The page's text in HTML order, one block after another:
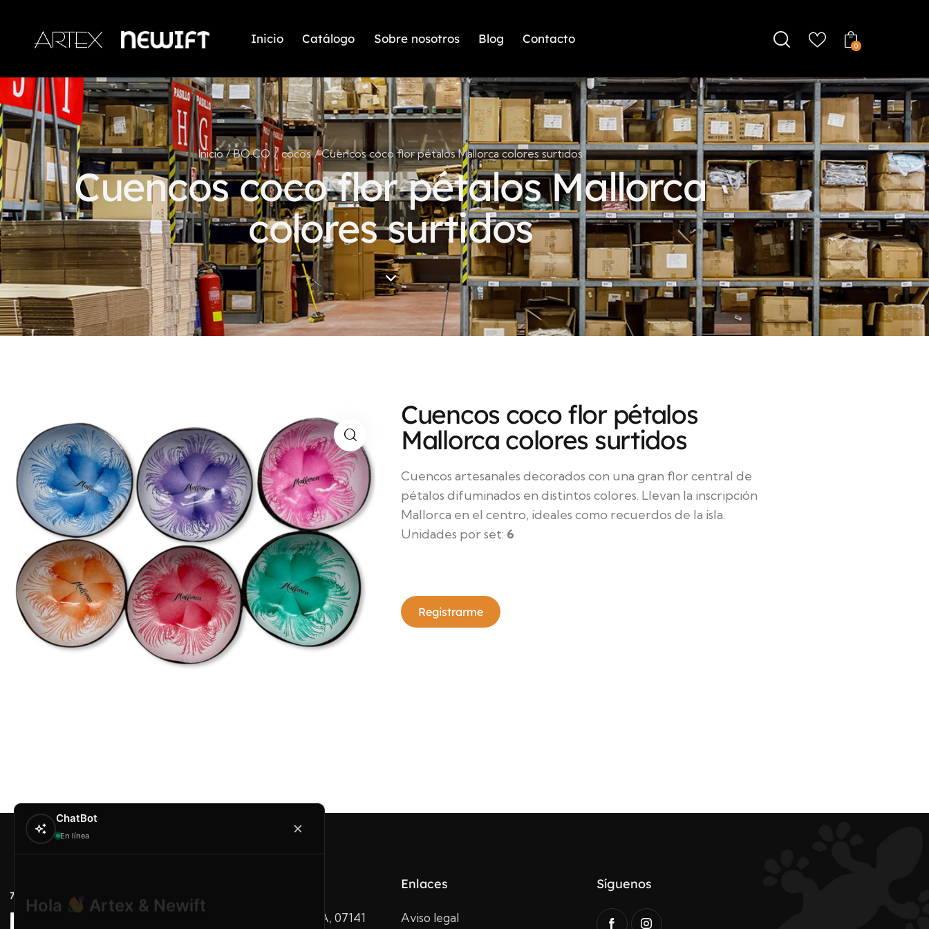
Inicio Catálogo Sobre nosotros Blog Contacto
0
Inicio BO.CO cocos Cuencos coco flor pétalos Mallorca colores surtidos
Cuencos coco flor pétalos Mallorca
colores surtidos
Cuencos coco flor pétalos
Mallorca colores surtidos
Cuencos artesanales decorados con una gran flor central de
pétalos difuminados en distintos colores. Llevan la inscripción
Mallorca en el centro, ideales como recuerdos de la isla.
Unidades por set: 6
Registrarme
Carrer Conradors, 10A, 07141
Enlaces
Aviso legal
Síguenos
ChatBot
En línea
Hola
Artex & Newift